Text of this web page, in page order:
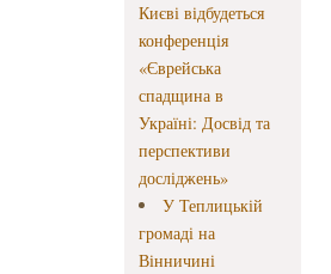
Києві відбудеться
конференція
«Єврейська
спадщина в
Україні: Досвід та
перспективи
досліджень»
У Теплицькій
громаді на
Вінничині